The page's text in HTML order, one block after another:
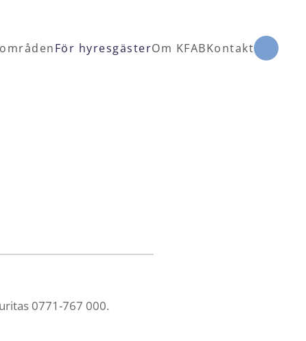
För hyresgästerOm KFABKontakt
0771-767 000.